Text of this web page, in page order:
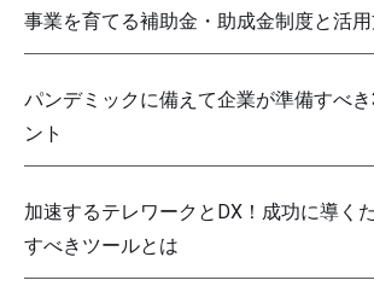
事業を育てる補助金・助成金制度と活
パンデミックに備えて企業が準備すべ
ント
加速するテレワークとDX！成功に導く
すべきツールとは